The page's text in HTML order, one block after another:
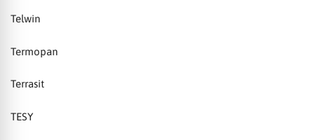
Telwin
Termopan
Terrasit
TESY